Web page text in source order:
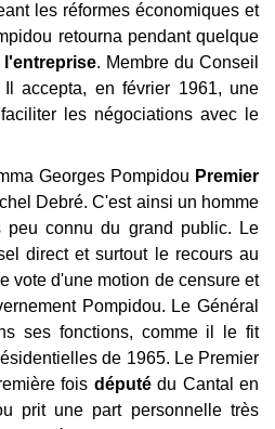
les réformes économiques et
retourna pendant quelque
l'entreprise. Membre du Conseil
accepta, en février 1961, une
les négociations avec le
Georges Pompidou Premier
Debré. C'est ainsi un homme
peu connu du grand public. Le
direct et surtout le recours au
vote d'une motion de censure et
Pompidou. Le Général
ses fonctions, comme il le fit
de 1965. Le Premier
fois députédu Cantal en
prit une part personnelle très